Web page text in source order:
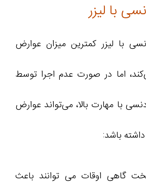
با لیزر
با لیزر کمترین میزان عوارض
اما در صورت عدم اجرا توسط
با مهارت بالا، می‌تواند عوارض
داشته باشد:
گاهی اوقات می توانند باعث